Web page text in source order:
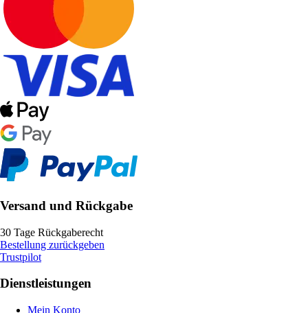
Versand und Rückgabe
30 Tage Rückgaberecht
Bestellung zurückgeben
Trustpilot
Dienstleistungen
Mein Konto